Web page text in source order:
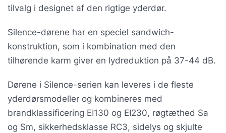
tilvalg i designet af den rigtige yderdør.
Silence-dørene har en speciel sandwich-
konstruktion, som i kombination med den
tilhørende karm giver en lydreduktion på 37-44 dB.
Dørene i Silence-serien kan leveres i de fleste
yderdørsmodeller og kombineres med
brandklassificering EI130 og EI230, røgtæthed Sa
og Sm, sikkerhedsklasse RC3, sidelys og skjulte